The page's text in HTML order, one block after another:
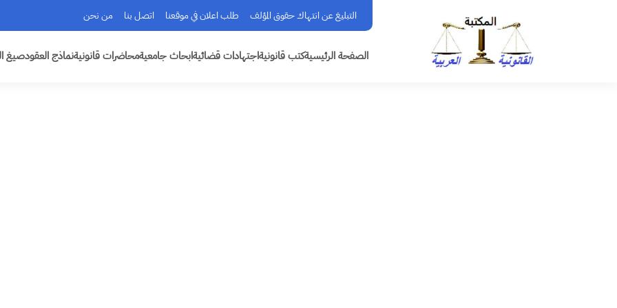
التبليغ عن انتهاك حقوق المؤلف طلب اعلان في موقعنا اتصل بنا من نحن
الصفحة الرئيسيةكتب قانونيةاجتهادات قضائيةابحاث جامعيةمحاضرات قانونيةنماذج العقودصيغ